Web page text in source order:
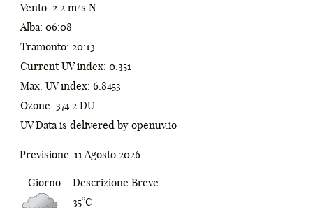
Vento: 2.2 m/s N
Alba: 06:08
Tramonto: 20:13
Current UV index: 0.351
Max. UV index: 6.8453
Ozone: 374.2 DU
UV Data is delivered by openuv.io
Previsione 11 Agosto 2026
Giorno
Descrizione Breve
35°C
4
5
6
8
9
_
*
(
)
;
:
[
]
0
1
2